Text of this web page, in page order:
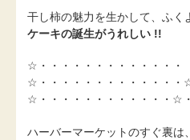
干し柿の魅力を生かして、ふ
ケーキの誕生がうれしい !!
☆・・・・・・・・・・・・・
☆・・・・・・・・・・・・・
☆・・・・・・・・・・・・☆
ハーバーマーケットのすぐ裏は